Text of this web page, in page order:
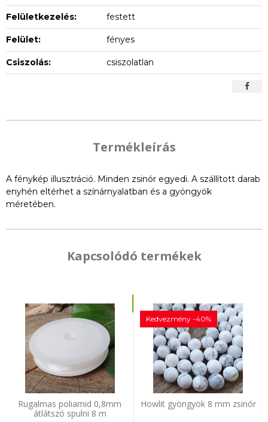
Felületkezelés: festett
Felület: fényes
Csiszolás: csiszolatlan
Termékleírás
A fénykép illusztráció. Minden zsinór egyedi. A szállított darab
enyhén eltérhet a színárnyalatban és a gyöngyök
méretében.
Kapcsolódó termékek
Rugalmas poliamid 0,8mm
átlátszó spulni 8 m
Howlit gyöngyök 8 mm zsinór
Kedvezmény -40%